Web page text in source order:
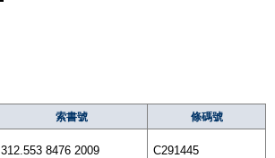
索書號 條碼號
312.553 8476 2009 C291445